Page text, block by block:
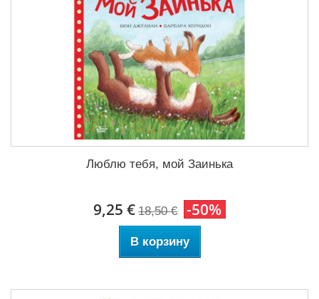
Люблю тебя, мой Заинька
9,25 € 18,50 € -50%
В корзину